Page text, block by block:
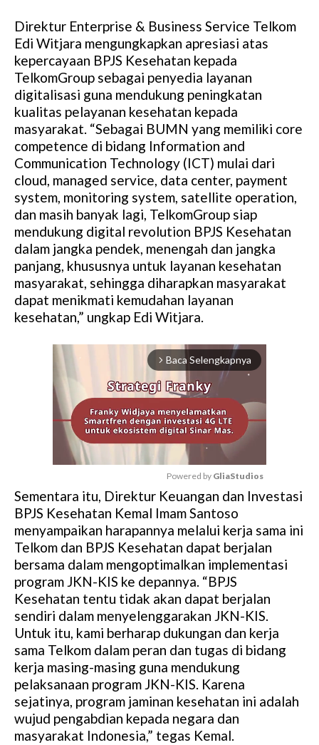
Direktur Enterprise & Business Service Telkom
Edi Witjara mengungkapkan apresiasi atas
kepercayaan BPJS Kesehatan kepada
TelkomGroup sebagai penyedia layanan
digitalisasi guna mendukung peningkatan
kualitas pelayanan kesehatan kepada
masyarakat. “Sebagai BUMN yang memiliki core
competence di bidang Information and
Communication Technology (ICT) mulai dari
cloud, managed service, data center, payment
system, monitoring system, satellite operation,
dan masih banyak lagi, TelkomGroup siap
mendukung digital revolution BPJS Kesehatan
dalam jangka pendek, menengah dan jangka
panjang, khususnya untuk layanan kesehatan
masyarakat, sehingga diharapkan masyarakat
dapat menikmati kemudahan layanan
kesehatan,” ungkap Edi Witjara.
arrow_forward_ios Baca Selengkapnya
M
u
e
Powered by GliaStudios
Sementara itu, Direktur Keuangan dan Investasi
BPJS Kesehatan Kemal Imam Santoso
menyampaikan harapannya melalui kerja sama ini
Telkom dan BPJS Kesehatan dapat berjalan
bersama dalam mengoptimalkan implementasi
program JKN-KIS ke depannya. “BPJS
Kesehatan tentu tidak akan dapat berjalan
sendiri dalam menyelenggarakan JKN-KIS.
Untuk itu, kami berharap dukungan dan kerja
sama Telkom dalam peran dan tugas di bidang
kerja masing-masing guna mendukung
pelaksanaan program JKN-KIS. Karena
sejatinya, program jaminan kesehatan ini adalah
wujud pengabdian kepada negara dan
masyarakat Indonesia,” tegas Kemal.